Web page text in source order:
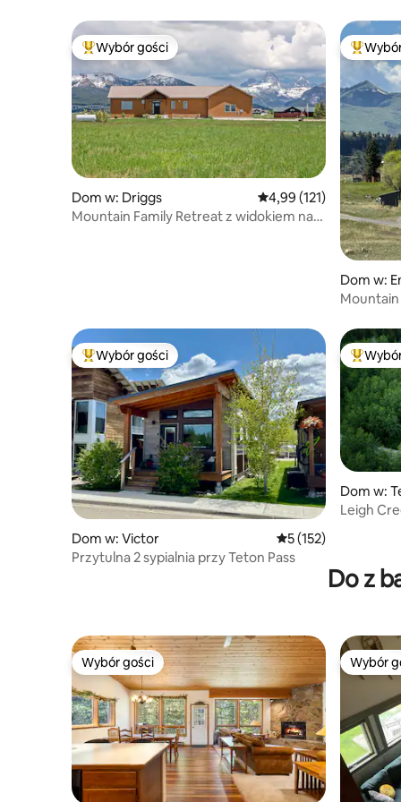
Najpopularniejsze z kategorii Wybór gości
Wybór gości
Dom w: Driggs Średnia ocena: 4,99 na
4,99 (121)
Mountain Family Retreat z widokiem na
Dom w:
Najpopularniejsze z kategorii Wybór gości
Wybór gości
Dom w: Victor Średnia ocena: 5 na
5 (152)
Przytulna 2 sypialnia przy Teton Pass
Dom w:
Leigh
Do z
Wybór gości
Wybór gości Wybór
Wybór